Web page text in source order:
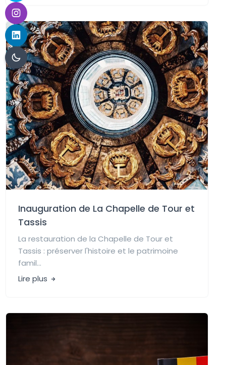
Inauguration de La Chapelle de Tour et
Tassis
La restauration de la Chapelle de Tour et
Tassis : préserver l'histoire et le patrimoine
famil...
Lire plus